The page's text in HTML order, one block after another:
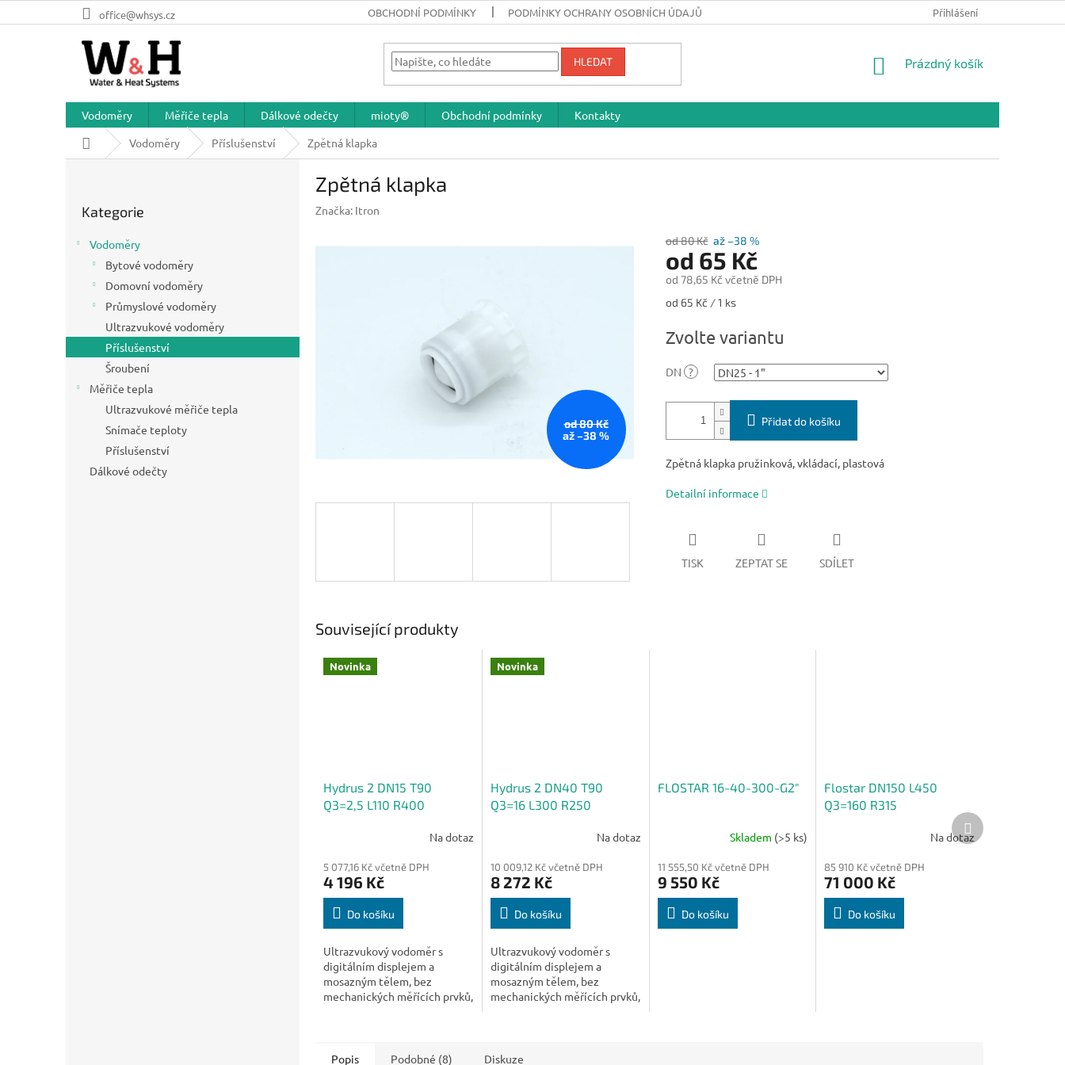
na
office@whsys.cz OBCHODNÍ PODMÍNKY PODMÍNKY OCHRANY OSOBNÍCH ÚDAJŮ Přihlášení
HLEDAT
NÁKUPNÍ
Prázdný košík
Vodoměry Měřiče tepla Dálkové odečty mioty® Obchodní podmínky
Kontakty
Domů Vodoměry Příslušenství Zpětná klapka
a
n
kategorie
Kategorie
Vodoměry
Bytové vodoměry
Domovní vodoměry
Průmyslové vodoměry
Ultrazvukové vodoměry
Příslušenství
Šroubení
Měřiče tepla
Ultrazvukové měřiče tepla
Snímače teploty
Příslušenství
Dálkové odečty
Zpětná klapka
Značka: Itron
od 80 Kč
až –38 %
od 80 Kč až –38 %
od 65 Kč
od 78,65 Kčvčetně DPH
Měrná
od 65 Kč / 1 ks
Zvolte variantu
DN ?
Přidat do košíku
Zpětná klapka pružinková, vkládací, plastová
Detailní informace
TISK ZEPTAT SE SDÍLET
Související produkty
Novinka
Hydrus 2 DN15 T90
Q3=2,5 L110 R400
Na dotaz
5 077,16 Kč včetně DPH
4 196 Kč
Do košíku
Ultrazvukový vodoměr s
digitálním displejem a
mosazným tělem, bez
mechanických měřících prvků,
Novinka
Hydrus 2 DN40 T90
Q3=16 L300 R250
Na dotaz
10 009,12 Kč včetně DPH
8 272 Kč
Do košíku
Ultrazvukový vodoměr s
digitálním displejem a
mosazným tělem, bez
mechanických měřících prvků,
FLOSTAR 16-40-300-G2"
Skladem (>5 ks)
11 555,50 Kč včetně DPH
9 550 Kč
Do košíku
Flostar DN150 L450
Q3=160 R315
Na dotaz
85 910 Kč včetně DPH
71 000 Kč
Do košíku
Další
produkt
Popis Podobné (8) Diskuze